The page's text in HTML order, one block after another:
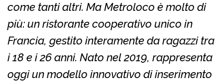
come tanti altri. Ma Metroloco è molto di
più: un ristorante cooperativo unico in
Francia, gestito interamente da ragazzi tra
i 18 e i 26 anni. Nato nel 2019, rappresenta
oggi un modello innovativo di inserimento